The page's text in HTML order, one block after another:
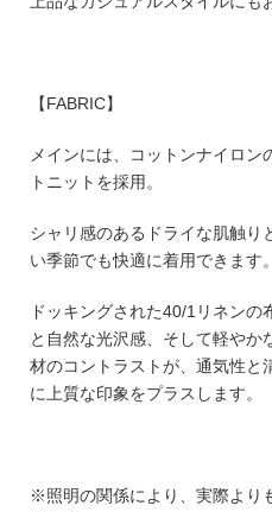
【FABRIC】
メインには、コットンナイロ
トニットを採用。
シャリ感のあるドライな肌触り
い季節でも快適に着用できます。
ドッキングされた40/1リネン
と自然な光沢感、そして軽やか
材のコントラストが、通気性と
に上質な印象をプラスします。
※照明の関係により、実際より